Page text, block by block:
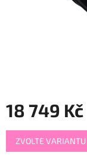
18 749 Kč
Měrná
cena:
ZVOLTE VARIANTU